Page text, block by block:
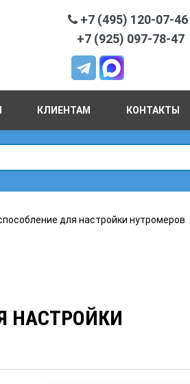
+7 (495) 120-07-46
+7 (925) 097-78-47
КЛИЕНТАМ КОНТАКТЫ
для настройки нутромеров
НАСТРОЙКИ